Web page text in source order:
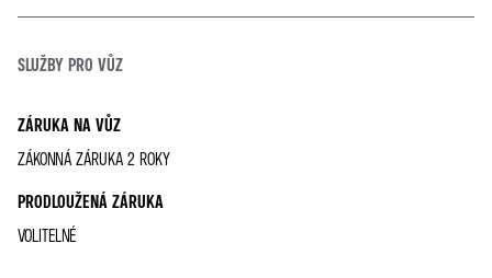
SLUŽBY PRO VŮZ
ZÁRUKA NA VŮZ
ZÁKONNÁ ZÁRUKA 2 ROKY
PRODLOUŽENÁ ZÁRUKA
VOLITELNÉ